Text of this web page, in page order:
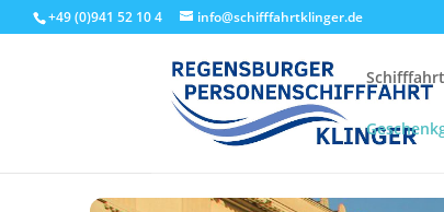
+49 (0)941 52 10 4 info@schifffahrtklinger.de
Events - Schifffahrt Regensburg Linienfahrten